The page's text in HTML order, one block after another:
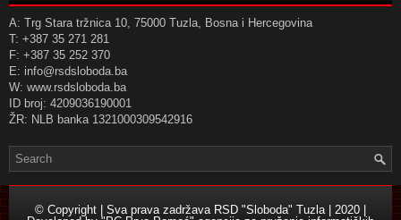
A: Trg Stara tržnica 10, 75000 Tuzla, Bosna i Hercegovina
T: +387 35 271 281
F: +387 35 252 370
E: info@rsdsloboda.ba
W: www.rsdsloboda.ba
ID broj: 4209036190001
ŽR: NLB banka 1321000309542916
© Copyright | Sva prava zadržava RSD "Sloboda" Tuzla | 2020 |